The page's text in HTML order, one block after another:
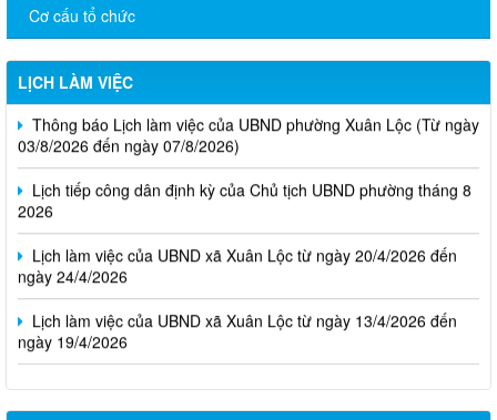
Cơ cấu tổ chức
LỊCH LÀM VIỆC
Thông báo Lịch làm việc của UBND phường Xuân Lộc (Từ ngày
03/8/2026 đến ngày 07/8/2026)
Lịch tiếp công dân định kỳ của Chủ tịch UBND phường tháng 8
2026
Lịch làm việc của UBND xã Xuân Lộc từ ngày 20/4/2026 đến
ngày 24/4/2026
Lịch làm việc của UBND xã Xuân Lộc từ ngày 13/4/2026 đến
ngày 19/4/2026